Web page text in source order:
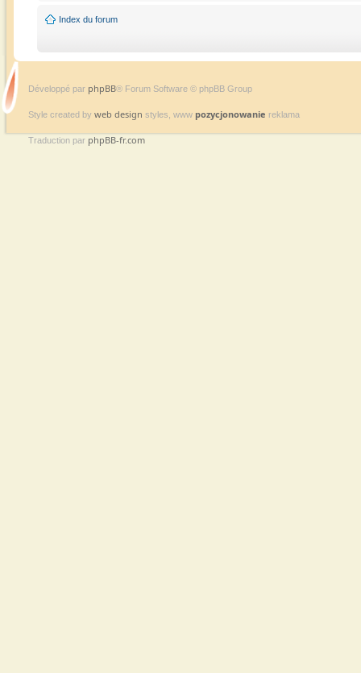
Index du forum
Développé par phpBB® Forum Software © phpBB Group
Style created by web design styles, www pozycjonowanie reklama
Traduction par phpBB-fr.com